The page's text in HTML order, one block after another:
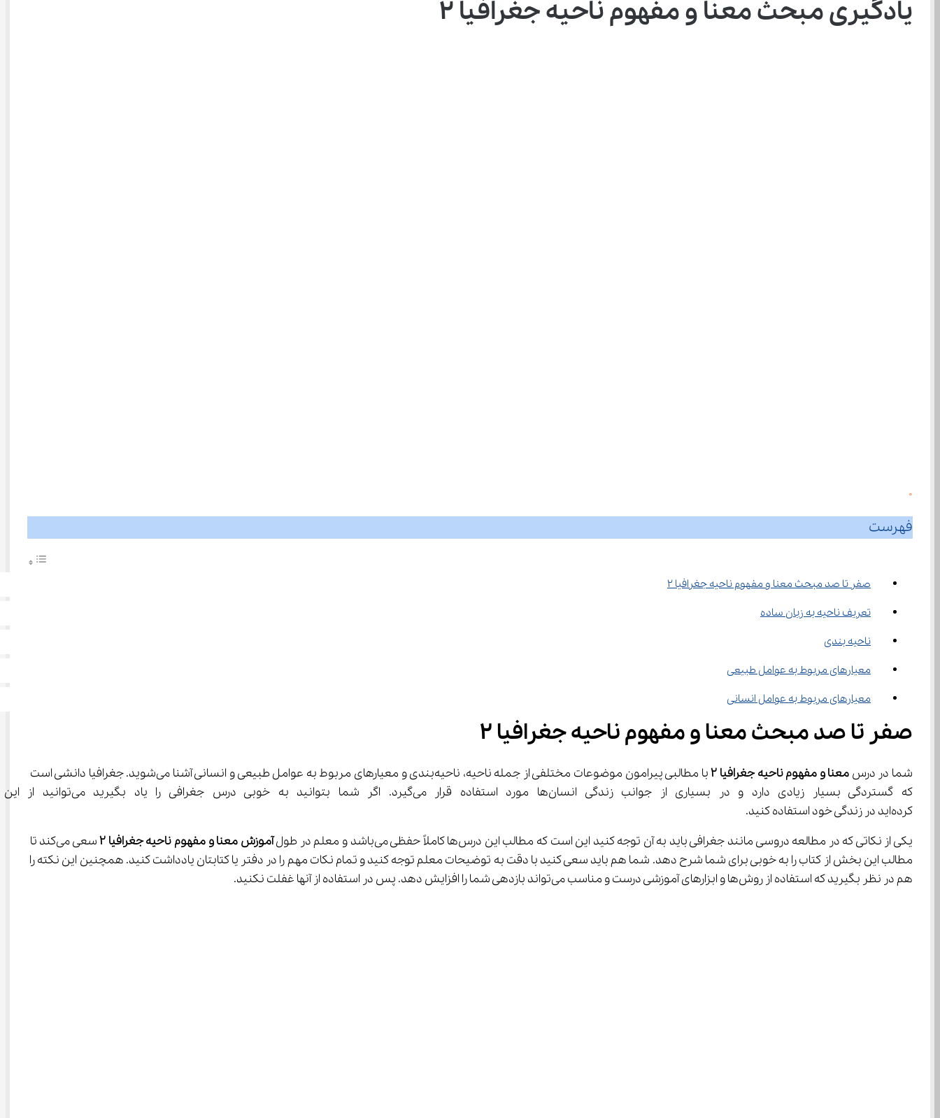
یادگیری مبحث معنا و مفهوم ناحیه جغرافیا ۲
0
فهرست
صفر تا صد مبحث معنا و مفهوم ناحیه جغرافیا ۲
تعریف ناحیه به زبان ساده
ناحیه بندی
معیارهای مربوط به عوامل طبیعی
معیارهای مربوط به عوامل انسانی
صفر تا صد مبحث معنا و مفهوم ناحیه جغرافیا ۲
شما در درس معنا و مفهوم ناحیه جغرافیا ۲
با مطالبی پیرامون موضوعات مختلفی از جمله ناحیه، ناحیه‌بندی و معیارهای مربوط به عوامل طبیعی و انسانی آشنا می‌شوید. جغرافیا دانشی است
که گستردگی بسیار زیادی دارد و در بسیاری از جوانب زندگی
کرده‌اید در زندگی خود استفاده کنید.
یکی از نکاتی که در مطالعه دروسی مانند جغرافی باید به آن توجه کنید این است که مطالب این درس‌ها کاملاً حفظی می‌باشد و معلم در طول
آموزش معنا و مفهوم ناحیه جغرافیا ۲
سعی می‌کند تا
مطالب این بخش از کتاب را به خوبی برای شما شرح دهد. شما هم باید سعی کنید با دقت به توضیحات معلم توجه کنید و تمام نکات مهم را در دفتر یا کتابتان یادداشت کنید. همچنین این نکته را
هم در نظر بگیرید که استفاده از روش‌ها و ابزارهای آموزشی درست و مناسب می‌تواند بازدهی شما را افزایش دهد. پس در استفاده از آنها غفلت نکنید.